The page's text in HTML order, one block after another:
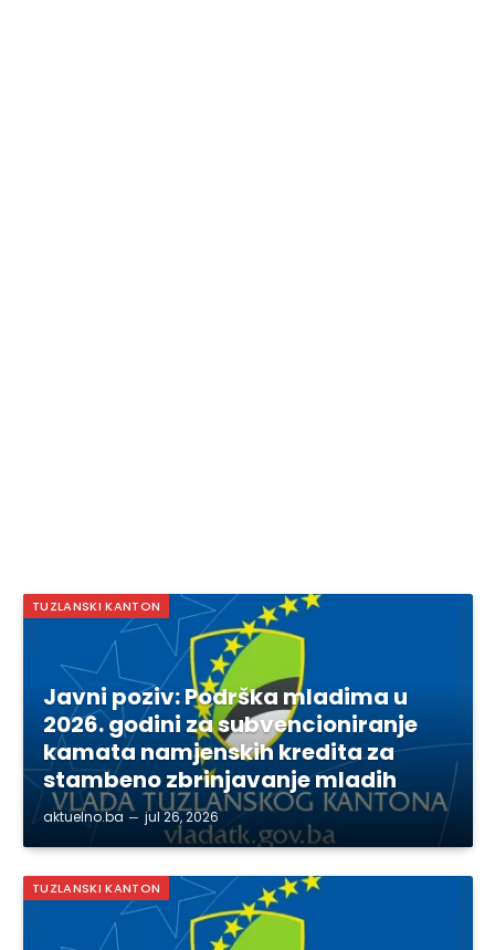
TUZLANSKI KANTON
Javni poziv: Podrška mladima u
2026. godini za subvencioniranje
kamata namjenskih kredita za
stambeno zbrinjavanje mladih
aktuelno.ba jul 26, 2026
TUZLANSKI KANTON